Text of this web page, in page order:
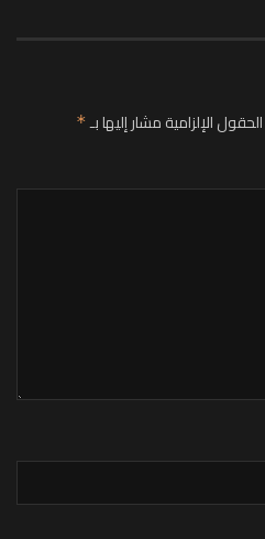
الحقول الإلزامية مشار إليها بـ*